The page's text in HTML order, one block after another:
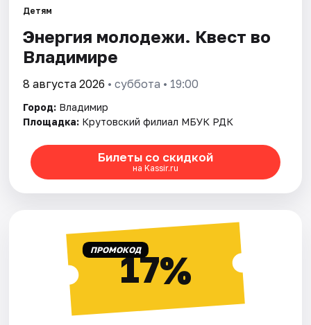
Детям
Энергия молодежи. Квест во
Владимире
8 августа 2026 • суббота • 19:00
Город: Владимир
Площадка: Крутовский филиал МБУК РДК
Билеты со скидкой
на Kassir.ru
ПРОМОКОД17%